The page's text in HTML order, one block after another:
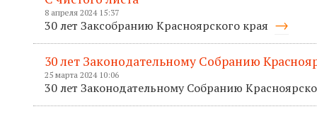
8 апреля 2024 15:37
30 лет Заксобранию Красноярского края
30 лет Законодательному Собранию
25 марта 2024 10:06
30 лет Законодательному Собранию